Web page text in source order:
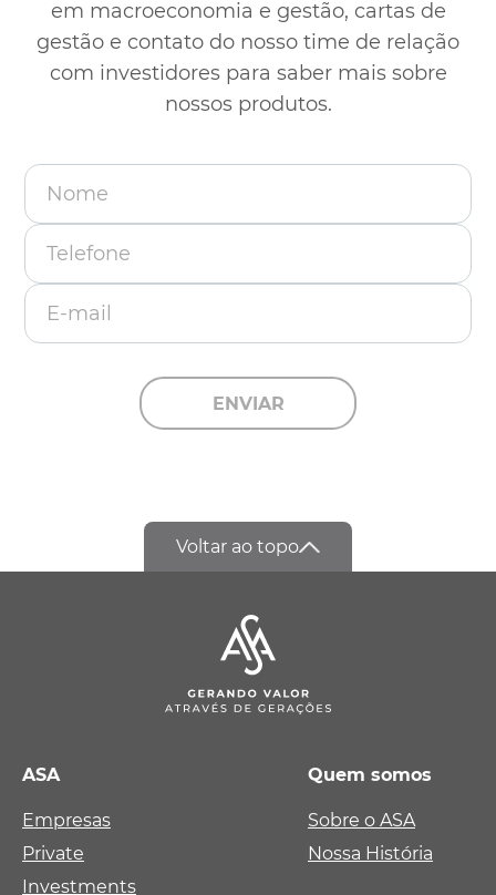
em macroeconomia e gestão, cartas de
gestão e contato do nosso time de relação
com investidores para saber mais sobre
nossos produtos.
Nome
Telefone
E-mail
ENVIAR
Voltar ao topo
ASA
Empresas
Private
Investments
Quem somos
Sobre o ASA
Nossa História